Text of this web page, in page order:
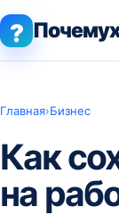
?
Главная›Бизнес
Как
на